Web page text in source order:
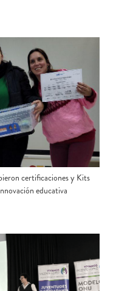
certificaciones y Kits
educativa